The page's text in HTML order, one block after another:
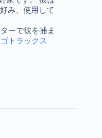
み、使用して
ーで彼を捕ま
トラックス